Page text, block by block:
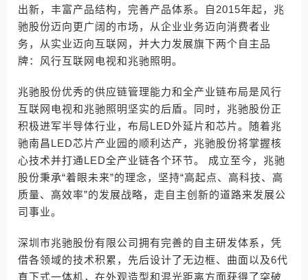
出新，丰富产品结构，完善产品体系。自2015年起，兆
驰股份迈向更广阔的市场，从企业业务迈向消费者业
务，从实业迈向互联网，并大力发展旗下两个自主品
牌：风行互联网电视和兆驰照明。
兆驰股份优秀的供应链管理能力和全产业链布局是风行
互联网电视和兆驰照明坚实的后盾。同时，兆驰股份正
积极进军半导体行业，布局LED外延片和芯片。随着兆
驰南昌LED芯片产业园的顺利达产，兆驰股份将掌握核
心技术并打通LED全产业链各个环节。 成立至今，兆驰
股份秉承“着眼未来”的理念，坚持“高起点、高科技、高
质量、高效率”的发展战略，走自主创新的道路来发展公
司事业。
深圳市兆驰股份有限公司拥有完善的自主研发体系，凭
借各领域的技术积累，先后设计了无边框、曲面以及6代
直下式一体机，在外观造型和混光距离方面获得了突破